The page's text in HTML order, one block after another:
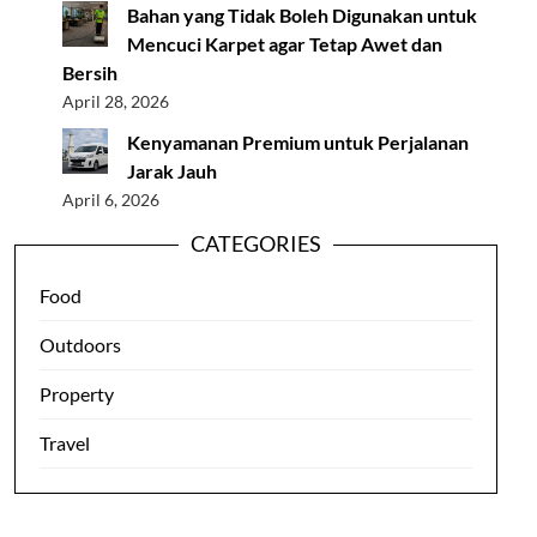
Bahan yang Tidak Boleh Digunakan untuk
Mencuci Karpet agar Tetap Awet dan
Bersih
April 28, 2026
Kenyamanan Premium untuk Perjalanan
Jarak Jauh
April 6, 2026
CATEGORIES
Food
Outdoors
Property
Travel